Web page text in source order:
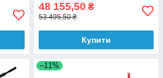
48 155,50 ₴
53 495,50 ₴
Купити
–11%